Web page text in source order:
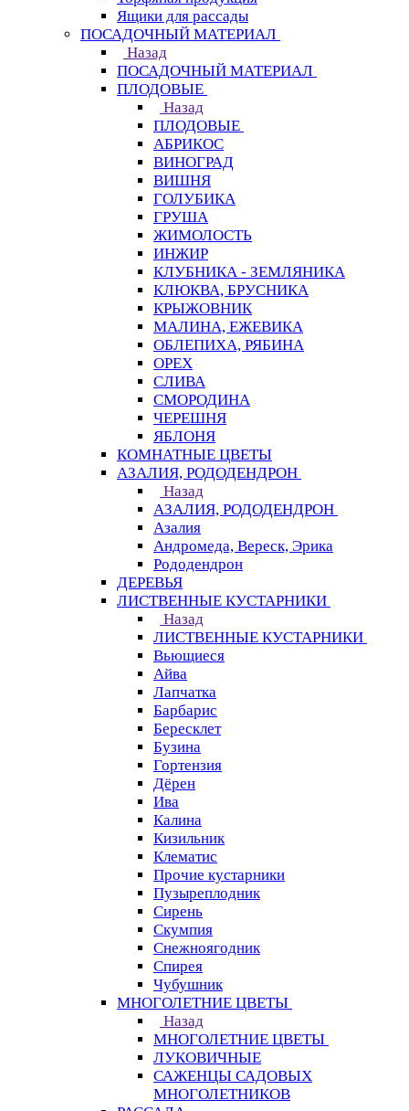
Ящики для рассады
ПОСАДОЧНЫЙ МАТЕРИАЛ
Назад
ПОСАДОЧНЫЙ МАТЕРИАЛ
ПЛОДОВЫЕ
Назад
ПЛОДОВЫЕ
АБРИКОС
ВИНОГРАД
ВИШНЯ
ГОЛУБИКА
ГРУША
ЖИМОЛОСТЬ
ИНЖИР
КЛУБНИКА - ЗЕМЛЯНИКА
КЛЮКВА, БРУСНИКА
КРЫЖОВНИК
МАЛИНА, ЕЖЕВИКА
ОБЛЕПИХА, РЯБИНА
ОРЕХ
СЛИВА
СМОРОДИНА
ЧЕРЕШНЯ
ЯБЛОНЯ
КОМНАТНЫЕ ЦВЕТЫ
АЗАЛИЯ, РОДОДЕНДРОН
Назад
АЗАЛИЯ, РОДОДЕНДРОН
Азалия
Андромеда, Вереск, Эрика
Рододендрон
ДЕРЕВЬЯ
ЛИСТВЕННЫЕ КУСТАРНИКИ
Назад
ЛИСТВЕННЫЕ КУСТАРНИКИ
Вьющиеся
Айва
Лапчатка
Барбарис
Бересклет
Бузина
Гортензия
Дёрен
Ива
Калина
Кизильник
Клематис
Прочие кустарники
Пузыреплодник
Сирень
Скумпия
Снежноягодник
Спирея
Чубушник
МНОГОЛЕТНИЕ ЦВЕТЫ
Назад
МНОГОЛЕТНИЕ ЦВЕТЫ
ЛУКОВИЧНЫЕ
САЖЕНЦЫ САДОВЫХ
МНОГОЛЕТНИКОВ